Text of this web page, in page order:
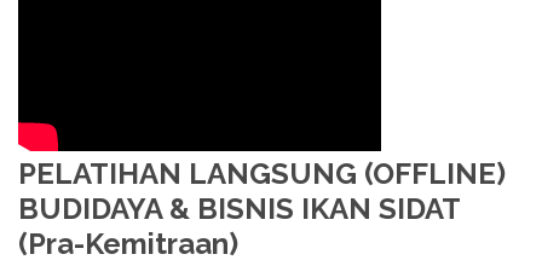
PELATIHAN LANGSUNG (OFFLINE)
BUDIDAYA & BISNIS IKAN SIDAT
(Pra-Kemitraan)